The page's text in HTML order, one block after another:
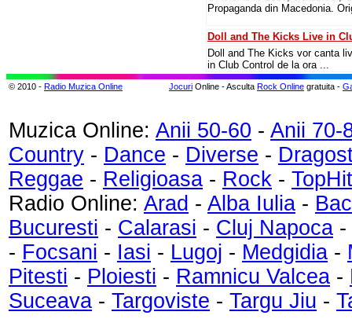
Propaganda din Macedonia.
Doll and The Kicks Live in
Doll and The Kicks vor canta
in Club Control de la ora ...
© 2010 - Radio Muzica Online Jocuri Online - Asculta Rock Online gratuita -
Muzica Online: Anii 50-60 - Anii 70-
Country - Dance - Diverse -
Reggae - Religioasa - Rock -
Radio Online: Arad - Alba Iulia -
Bucuresti - Calarasi - Cluj Napoca -
- Focsani - Iasi - Lugoj - Medgidia -
Pitesti - Ploiesti - Ramnicu Valcea -
Suceava - Targoviste - Targu Jiu -